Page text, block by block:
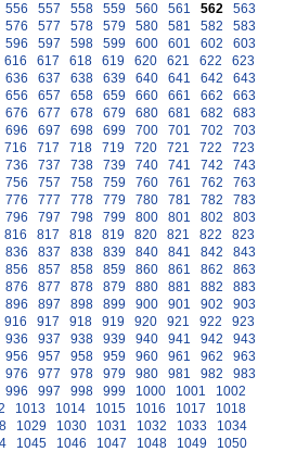
556 557 558 559 560 561 562
563
576 577 578 579 580 581 582
583
596 597 598 599 600 601 602
603
616 617 618 619 620 621 622
623
636 637 638 639 640 641 642
643
656 657 658 659 660 661 662
663
676 677 678 679 680 681 682
683
696 697 698 699 700 701 702
703
716 717 718 719 720 721 722
723
736 737 738 739 740 741 742
743
756 757 758 759 760 761 762
763
776 777 778 779 780 781 782
783
796 797 798 799 800 801 802
803
816 817 818 819 820 821 822
823
836 837 838 839 840 841 842
843
856 857 858 859 860 861 862
863
876 877 878 879 880 881 882
883
896 897 898 899 900 901 902
903
916 917 918 919 920 921 922
923
936 937 938 939 940 941 942
943
956 957 958 959 960 961 962
963
976 977 978 979 980 981 982
983
996 997 998 999 1000 1001
1002
1013 1014 1015 1016 1017
1018
1029 1030 1031 1032 1033
1034
1045 1046 1047 1048 1049
1050